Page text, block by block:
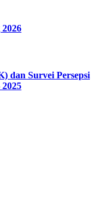
dan Survei Persepsi